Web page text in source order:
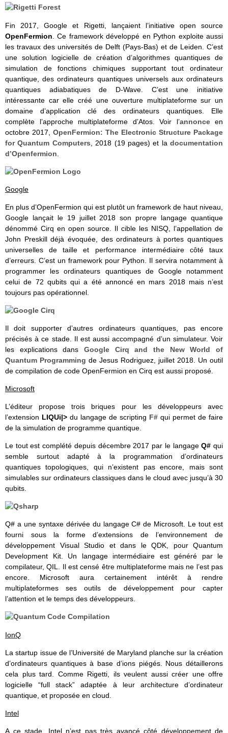
Fin 2017, Google et Rigetti, lançaient l’initiative open source
OpenFermion . Ce framework développé en Python exploite aussi
les travaux des universités de Delft (Pays-Bas) et de Leiden. C’est
une solution logicielle de création d’algorithmes quantiques de
simulation de fonctions chimiques supportant tout ordinateur
quantique, des ordinateurs quantiques universels aux ordinateurs
quantiques adiabatiques de D-Wave. C’est une initiative
intéressante car elle créé une ouverture multiplateforme sur un
domaine d’application clé des ordinateurs quantiques. Elle
complète l’approche multiplateforme d’Atos. Voir l’annonceen
octobre 2017, OpenFermion: The Electronic Structure Package
for Quantum Computers , 2018 (19 pages) et la documentation
d’Openfermion
Google
En plus d’OpenFermion qui est plutôt un framework de haut niveau,
Google lançait le 19 juillet 2018 son propre langage quantique
dénommé Cirq en open source. Il cible les NISQ, l’appellation de
John Preskill déjà évoquée, des ordinateurs à portes quantiques
universelles de taille et performance intermédiaire côté taux
d’erreurs. C’est un framework pour Python. Il servira notamment à
programmer les ordinateurs quantiques de Google notamment
celui de 72 qubits qui a été annoncé en mars 2018 mais n’est
toujours pas opérationnel.
Il doit supporter d’autres ordinateurs quantiques, pas encore
précisés à ce stade. Il est aussi accompagné d’un simulateur. Voir
les explications dans Google Cirq and the New World of
Quantum Programming de Jesus Rodriguez, juillet 2018. Un outil
de compilation de code OpenFermion en Cirq est aussi proposé.
Microsoft
L’éditeur propose trois briques pour les développeurs avec
l’extension LIQUi|> du langage de scripting F# qui permet de faire
de la simulation de programme quantique.
Le tout est complété depuis décembre 2017 par le langageQ#qui
semble surtout adapté à la programmation d’ordinateurs
quantiques topologiques, qui n’existent pas encore, mais sont
simulables sur ordinateurs classiques dans le cloud avec jusqu’à 30
qubits.
Q# a une syntaxe dérivée du langage C# de Microsoft. Le tout est
fourni sous la forme d’extensions de l’environnement de
développement Visual Studio et dans le QDK, pour Quantum
Development Kit. Un langage intermédiaire est généré par le
compilateur, QIL. Il est censé être multiplateforme mais ne l’est pas
encore. Microsoft aura certainement intérêt à rendre
multiplateformes ses outils de développement pour capter
l’attention et le temps des développeurs.
IonQ
La startup issue de l’Université de Maryland planche sur la création
d’ordinateurs quantiques à base d’ions piégés. Nous détaillerons
cela plus tard. Comme Rigetti, ils veulent aussi créer une offre
logicielle “full stack” adaptée à leur architecture d’ordinateur
quantique, et proposée en cloud.
Intel
A ce stade, Intel n’est pas très avancé côté développement de